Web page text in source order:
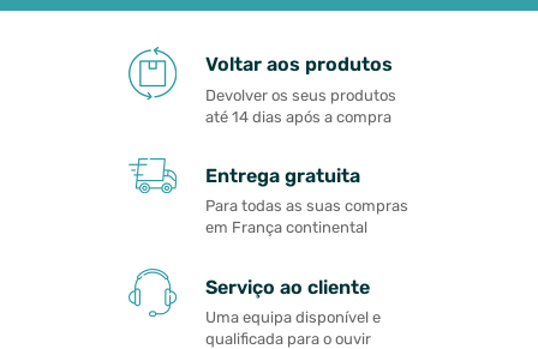
Voltar aos produtos
Devolver os seus produtos
até 14 dias após a compra
Entrega gratuita
Para todas as suas compras
em França continental
Serviço ao cliente
Uma equipa disponível e
qualificada para o ouvir